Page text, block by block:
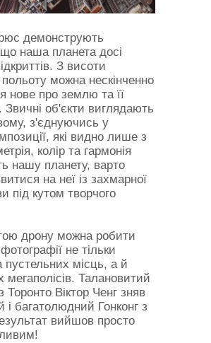
демонструють
що наша планета досі
З висоти
можна нескінченно
нове про землю та її
Звичні об'єкти виглядають
з'єднуючись у
які видно лише з
колір та гармонія
нашу планету, варто
на неї із захмарної
під кутом творчого
дрону можна робити
не тільки
пустельних місць, а й
мегаполісів. Талановитий
Віктор Ченг зняв
і багатолюдний Гонконг з
вийшов просто